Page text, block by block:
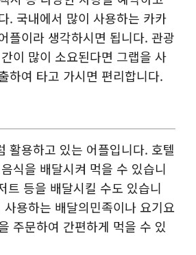
. 국내에서 많이 사용하는 카카
플이라 생각하시면 됩니다. 관광
이 많이 소요된다면 그랩을 사
하여 타고 가시면 편리합니다.
활용하고 있는 어플입니다. 호텔
식을 배달시켜 먹을 수 있습니
트 등을 배달시킬 수도 있습니
용하는 배달의민족이나 요기요
주문하여 간편하게 먹을 수 있